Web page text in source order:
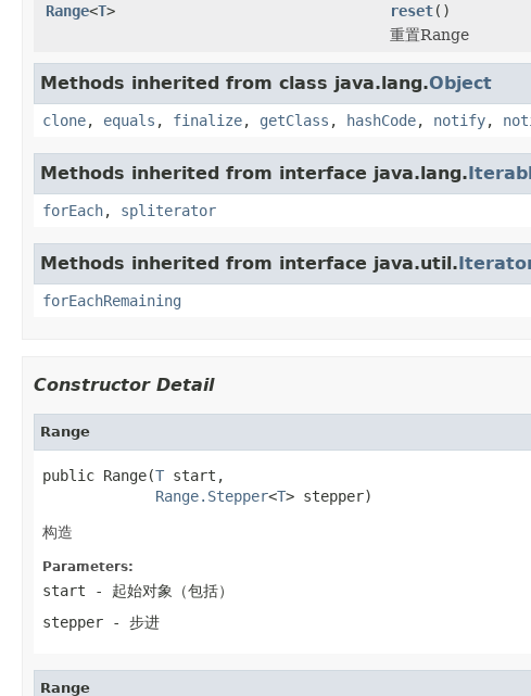
Range<T> reset()
重置Range
Methods inherited from class java.lang.Object
clone, equals , finalize, getClass , hashCode, notify,
Methods inherited from interface java.lang.
forEach, spliterator
Methods inherited from interface java.util.
forEachRemaining
Constructor Detail
Range
public Range(T start,
Range.Stepper<T> stepper)
构造
Parameters:
start - 起始对象（包括）
stepper - 步进
Range